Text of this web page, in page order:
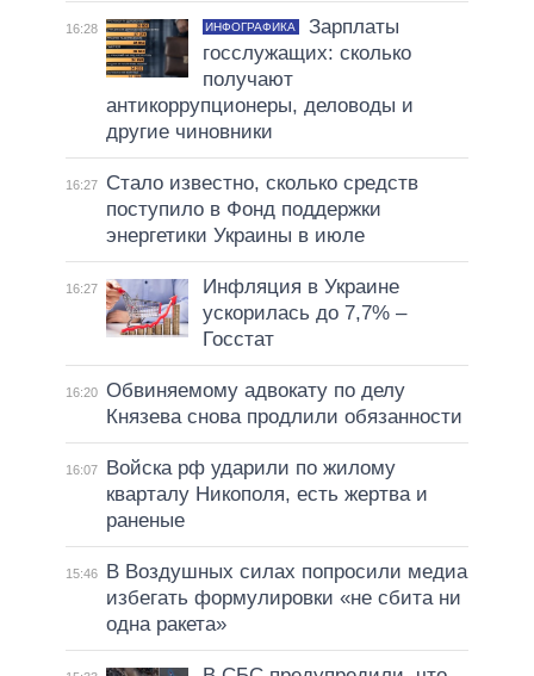
16:28 ИНФОГРАФИКА
Зарплаты
госслужащих: сколько
получают
антикоррупционеры, деловоды и
другие чиновники
16:27
Стало известно, сколько средств
поступило в Фонд поддержки
энергетики Украины в июле
16:27
Инфляция в Украине
ускорилась до 7,7% –
Госстат
16:20 Обвиняемому адвокату по делу
Князева снова продлили обязанности
16:07
Войска рф ударили по жилому
кварталу Никополя, есть жертва и
раненые
15:46
В Воздушных силах попросили медиа
избегать формулировки «не сбита ни
одна ракета»